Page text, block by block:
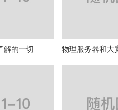
解的一切 物理服务器和大